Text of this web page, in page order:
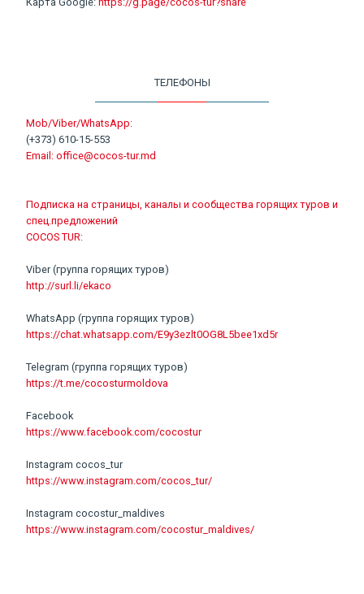
ТЕЛЕФОНЫ
Mob/Viber/WhatsApp:
(+373) 610-15-553
Email: office@cocos-tur.md
Подписка на страницы, каналы и сообщества горящих туров и
спец.предложений
COCOS TUR:
Viber (группа горящих туров)
http://surl.li/ekaco
WhatsApp (группа горящих туров)
https://chat.whatsapp.com/E9y3ezlt0OG8L5bee1xd5r
Telegram (группа горящих туров)
https://t.me/cocosturmoldova
Facebook
https://www.facebook.com/cocostur
Instagram cocos_tur
https://www.instagram.com/cocos_tur/
Instagram cocostur_maldives
https://www.instagram.com/cocostur_maldives/